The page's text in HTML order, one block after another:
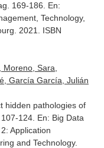
169-186. En:
Technology,
2021. ISBN
Sara,
García García, Julián
hidden pathologies of
124. En: Big Data
Application
and Technology.